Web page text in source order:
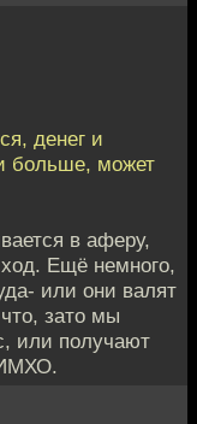
денег и
больше, может
в аферу,
Ещё немного,
или они валят
зато мы
или получают